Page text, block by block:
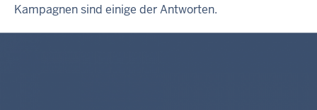
Kampagnen sind einige der Antworten.